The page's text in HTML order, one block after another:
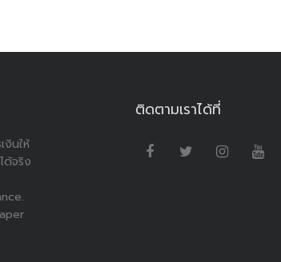
งินให้
ด้จริง
ติดตามเราได้ที่